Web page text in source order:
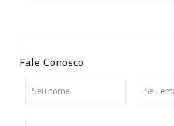
Fale Conosco